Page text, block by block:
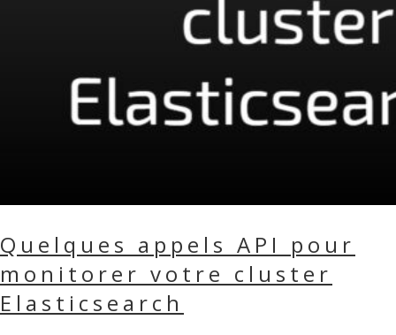
Quelques appels API pour
monitorer votre cluster
Elasticsearch